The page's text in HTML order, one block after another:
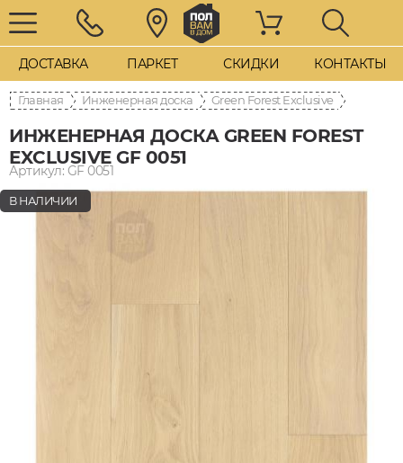
ДОСТАВКА ПАРКЕТ СКИДКИ КОНТАКТЫ
Главная Инженерная доска Green Forest Exclusive
ИНЖЕНЕРНАЯ ДОСКА GREEN FOREST
EXCLUSIVE GF 0051
Артикул: GF 0051
В НАЛИЧИИ